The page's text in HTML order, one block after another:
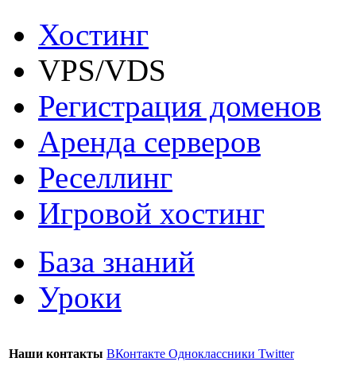
Хостинг
VPS/VDS
Регистрация доменов
Аренда серверов
Реселлинг
Игровой хостинг
База знаний
Уроки
Наши контакты ВКонтакте Одноклассники Twitter